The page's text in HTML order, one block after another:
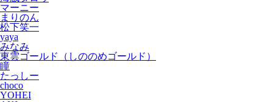
マーニー
まりのん
松下笑一
yaya
みなみ
東雲ゴールド（しののめゴールド）
瞳
たっしー
choco
YOHEI